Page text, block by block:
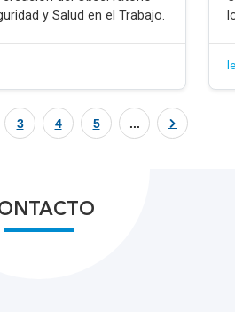
y Salud en el Trabajo.
3 4 5 ...